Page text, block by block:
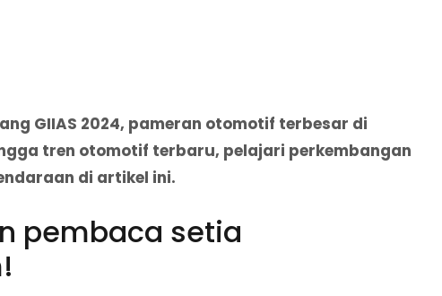
GIIAS 2024, pameran otomotif terbesar di
tren otomotif terbaru, pelajari perkembangan
di artikel ini.
pembaca setia